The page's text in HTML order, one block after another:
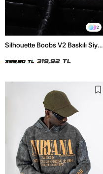
2
Silhouette Boobs V2 Baskılı Siyah
399,90 TL 319,92 TL